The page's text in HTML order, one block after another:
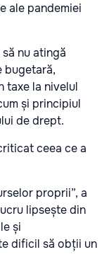
ale pandemiei
nu atingă
bugetară,
taxe la nivelul
și principiul
de drept.
ceea ce a
proprii”, a
lipsește din
și
dificil să obții un